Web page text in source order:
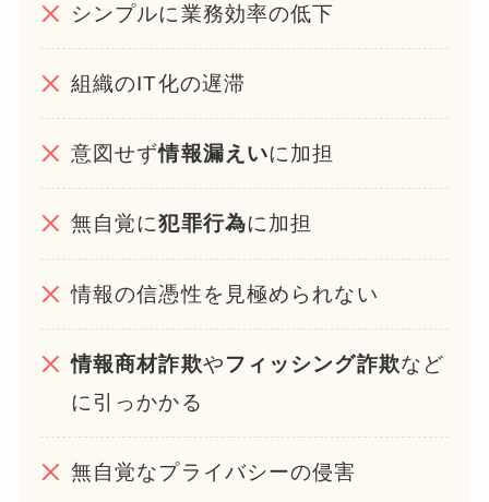
シンプルに業務効率の低下
組織のIT化の遅滞
意図せず情報漏えいに加担
無自覚に犯罪行為に加担
情報の信憑性を見極められない
情報商材詐欺やフィッシング詐欺など
に引っかかる
無自覚なプライバシーの侵害